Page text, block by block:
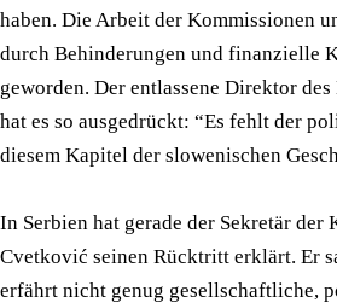
haben. Die Arbeit der Kommissionen
durch Behinderungen und finanzielle
geworden. Der entlassene Direktor
hat es so ausgedrückt: “Es fehlt der
diesem Kapitel der slowenischen
In Serbien hat gerade der Sekretär der
Cvetković seinen Rücktritt erklärt. Er
erfährt nicht genug gesellschaftliche,